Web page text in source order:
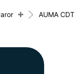
+ AUMA CDT